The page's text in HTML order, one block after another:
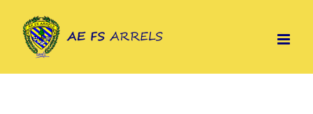
content